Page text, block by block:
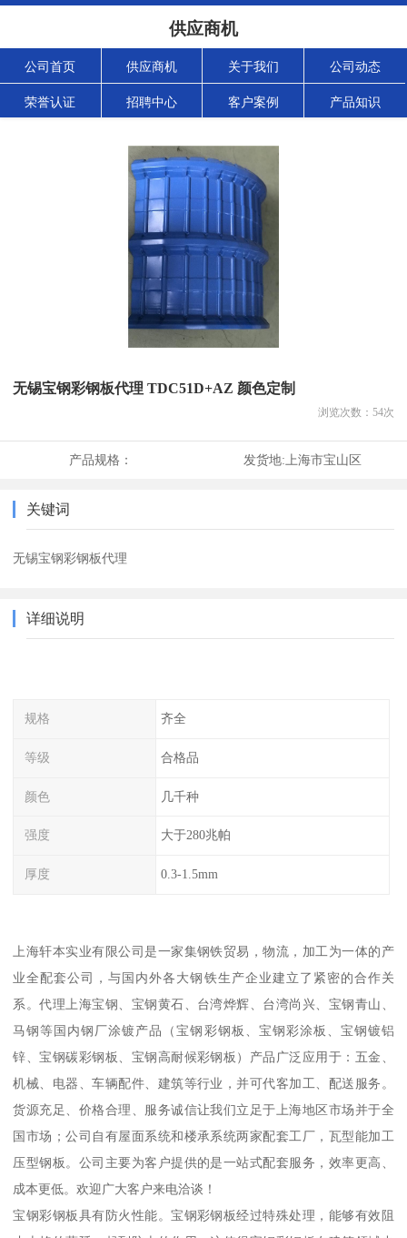
供应商机
公司首页 供应商机 关于我们 公司动态
荣誉认证 招聘中心 客户案例 产品知识
无锡宝钢彩钢板代理 TDC51D+AZ 颜色定制
浏览次数： 54次
产品规格： 发货地: 上海市宝山区
关键词
无锡宝钢彩钢板代理
详细说明
规格 齐全
等级 合格品
颜色 几千种
强度 大于280兆帕
厚度 0.3-1.5mm
上海轩本实业有限公司是一家集钢铁贸易，物流，加工为一体的产
业全配套公司，与国内外各大钢铁生产企业建立了紧密的合作关
系。代理上海宝钢、宝钢黄石、台湾烨辉、台湾尚兴、宝钢青山、
马钢等国内钢厂涂镀产品（宝钢彩钢板、宝钢彩涂板、宝钢镀铝
锌、宝钢碳彩钢板、宝钢高耐候彩钢板）产品广泛应用于：五金、
机械、电器、车辆配件、建筑等行业，并可代客加工、配送服务。
货源充足、价格合理、服务诚信让我们立足于上海地区市场并于全
国市场；公司自有屋面系统和楼承系统两家配套工厂，瓦型能加工
压型钢板。公司主要为客户提供的是一站式配套服务，效率更高、
成本更低。欢迎广大客户来电洽谈！
宝钢彩钢板具有防火性能。宝钢彩钢板经过特殊处理，能够有效阻